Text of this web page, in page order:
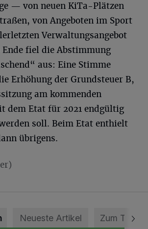
— von neuen KiTa-Plätzen
von Angeboten im Sport
Verwaltungsangebot
fiel die Abstimmung
aus: Eine Stimme
Erhöhung der Grundsteuer B,
am kommenden
dem Etat für 2021 endgültig
soll. Beim Etat enthielt
übrigens.
Neueste Artikel Zum Thema